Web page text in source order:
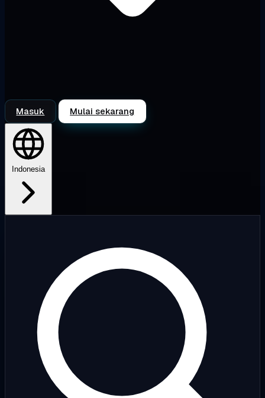
Masuk Mulai sekarang
Indonesia